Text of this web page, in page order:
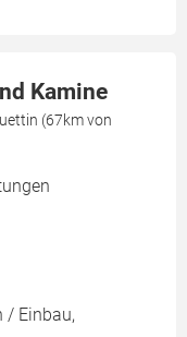
Kamine
(67km von
/ Einbau,